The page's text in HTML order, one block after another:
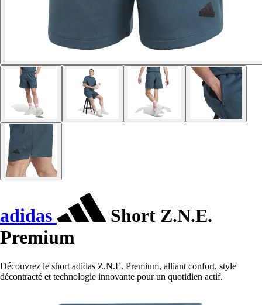
adidas
Short Z.N.E.
Premium
Découvrez le short adidas Z.N.E. Premium, alliant confort, style
décontracté et technologie innovante pour un quotidien actif.